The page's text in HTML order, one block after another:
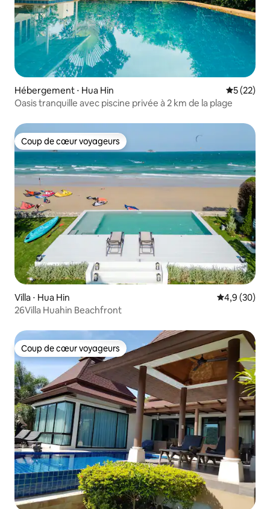
Hébergement ⋅ Hua Hin
5 (22)
Oasis tranquille avec piscine privée à 2 km de la plage
Coup de cœur voyageurs
Coup de cœur voyageurs
Villa ⋅ Hua Hin Évaluation
4,9 (30)
26Villa Huahin Beachfront
Coup de cœur voyageurs
Coup de cœur voyageurs